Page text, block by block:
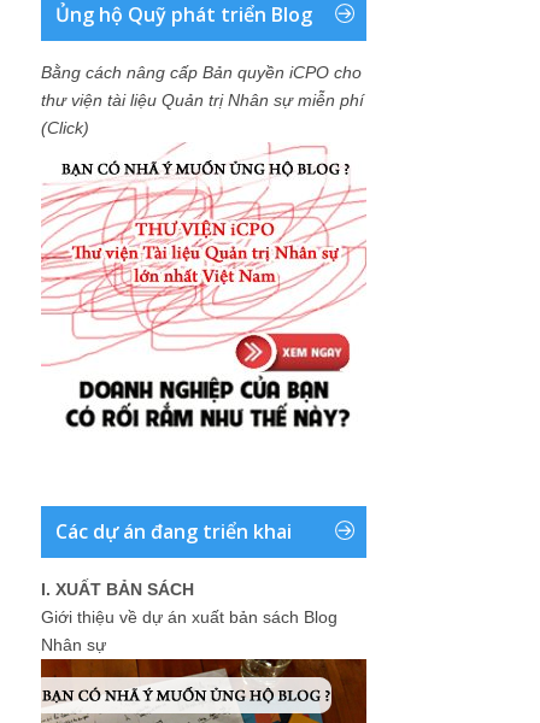
Ủng hộ Quỹ phát triển Blog
Bằng cách nâng cấp Bản quyền iCPO cho
thư viện tài liệu Quản trị Nhân sự miễn phí
(Click)
Các dự án đang triển khai
I. XUẤT BẢN SÁCH
Giới thiệu về dự án xuất bản sách Blog
Nhân sự